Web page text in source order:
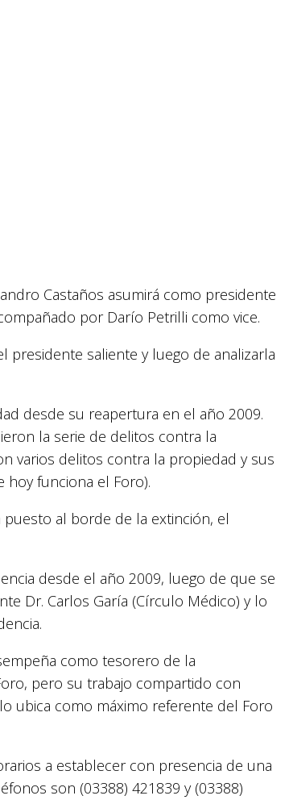
Castaños asumirá como presidente
por Darío Petrilli como vice.
presidente saliente y luego de analizarla
desde su reapertura en el año 2009.
la serie de delitos contra la
varios delitos contra la propiedad y sus
funciona el Foro).
al borde de la extinción, el
desde el año 2009, luego de que se
Dr. Carlos Garía (Círculo Médico) y lo
como tesorero de la
pero su trabajo compartido con
ubica como máximo referente del Foro
a establecer con presencia de una
son (03388) 421839 y (03388)